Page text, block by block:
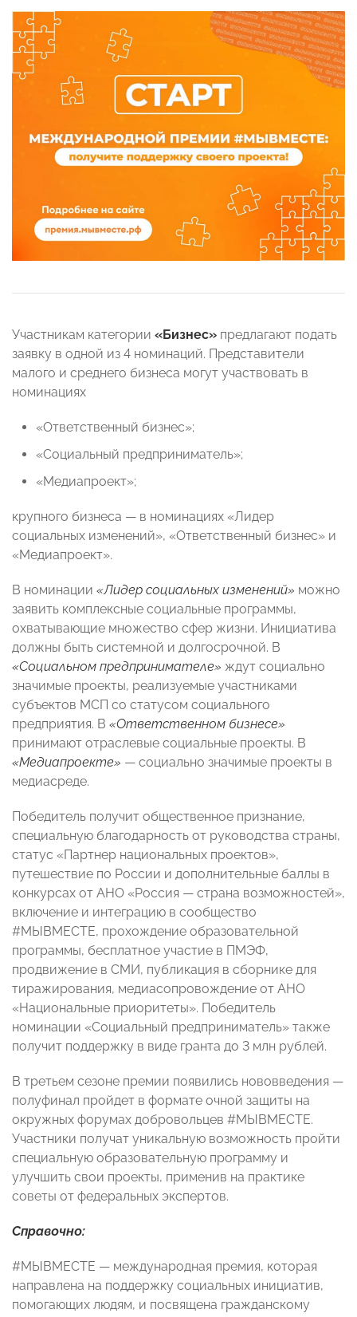
Участникам категории «Бизнес» предлагают подать
заявку в одной из 4 номинаций. Представители
малого и среднего бизнеса могут участвовать в
номинациях
«Ответственный бизнес»;
«Социальный предприниматель»;
«Медиапроект»;
крупного бизнеса — в номинациях «Лидер
социальных изменений», «Ответственный бизнес» и
«Медиапроект».
В номинации «Лидер социальных изменений» можно
заявить комплексные социальные программы,
охватывающие множество сфер жизни. Инициатива
должны быть системной и долгосрочной. В
«Социальном предпринимателе» ждут социально
значимые проекты, реализуемые участниками
субъектов МСП со статусом социального
предприятия. В «Ответственном бизнесе»
принимают отраслевые социальные проекты. В
«Медиапроекте» — социально значимые проекты в
медиасреде.
Победитель получит общественное признание,
специальную благодарность от руководства страны,
статус «Партнер национальных проектов»,
путешествие по России и дополнительные баллы в
конкурсах от АНО «Россия — страна возможностей»,
включение и интеграцию в сообщество
#МЫВМЕСТЕ, прохождение образовательной
программы, бесплатное участие в ПМЭФ,
продвижение в СМИ, публикация в сборнике для
тиражирования, медиасопровождение от АНО
«Национальные приоритеты». Победитель
номинации «Социальный предприниматель» также
получит поддержку в виде гранта до 3 млн рублей.
В третьем сезоне премии появились нововведения —
полуфинал пройдет в формате очной защиты на
окружных форумах добровольцев #МЫВМЕСТЕ.
Участники получат уникальную возможность пройти
специальную образовательную программу и
улучшить свои проекты, применив на практике
советы от федеральных экспертов.
Справочно:
#МЫВМЕСТЕ — международная премия, которая
направлена на поддержку социальных инициатив,
помогающих людям, и посвящена гражданскому